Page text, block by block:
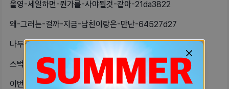
올영-세일하면-뭔가를-사야될것-같아-21da3822
왜-그러는-걸까-지금-남친이랑은-만난-64527d27
나두-자기방-응가다-9c36ab84
스벅-딸기라떼-쿠폰받앗는데-ㅂㄹ야예전-9f3a3131
이번주에-성수에-일보러가서-약간-꾸안-74661f60